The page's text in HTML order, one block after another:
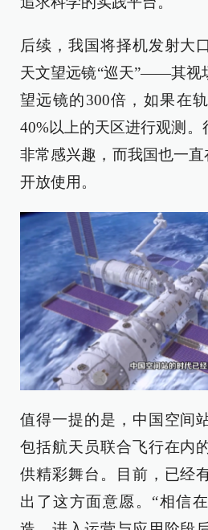
后续，我国将择机发射大
天文望远镜“巡天”——其视
望远镜的300倍，如果在
40%以上的天区进行观测
非常感兴趣，而我国也一直
开放使用。
值得一提的是，中国空间
包括航天员联合飞行在内
供精彩舞台。目前，已经
出了这方面意愿。“相信